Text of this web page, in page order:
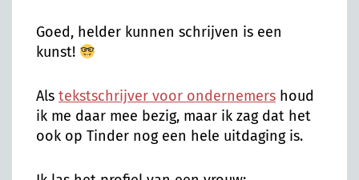
Goed, helder kunnen schrijven is een
kunst!
Als tekstschrijver voor ondernemers houd
ik me daar mee bezig, maar ik zag dat het
ook op Tinder nog een hele uitdaging is.